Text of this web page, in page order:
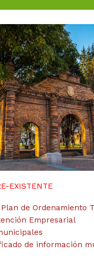
EXISTENTE
Plan de Ordenamiento
Empresarial
de información